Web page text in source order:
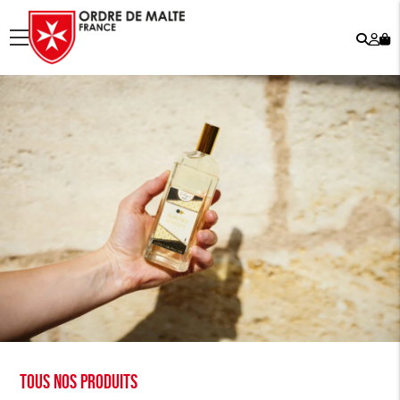
menu
Tous nos produits